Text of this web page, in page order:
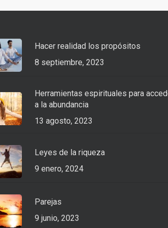
Hacer realidad los propósitos
8 septiembre, 2023
Herramientas espirituales para
a la abundancia
13 agosto, 2023
Leyes de la riqueza
9 enero, 2024
Parejas
9 junio, 2023